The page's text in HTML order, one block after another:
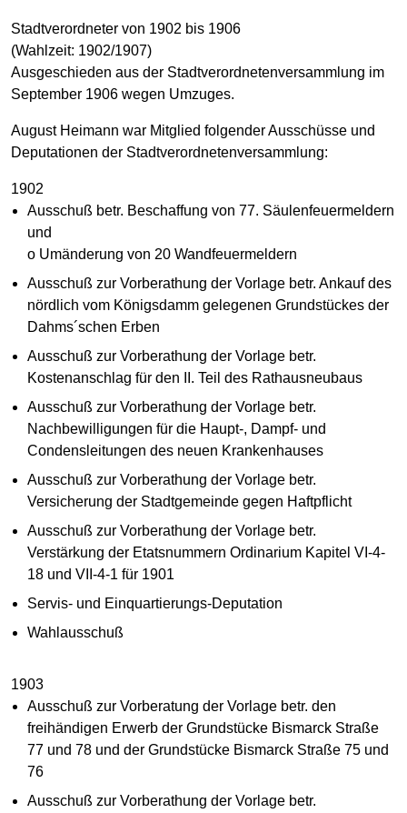
Stadtverordneter von 1902 bis 1906
(Wahlzeit: 1902/1907)
Ausgeschieden aus der Stadtverordnetenversammlung im
September 1906 wegen Umzuges.
August Heimann war Mitglied folgender Ausschüsse und
Deputationen der Stadtverordnetenversammlung:
1902
Ausschuß betr. Beschaffung von 77. Säulenfeuermeldern
und
o Umänderung von 20 Wandfeuermeldern
Ausschuß zur Vorberathung der Vorlage betr. Ankauf des
nördlich vom Königsdamm gelegenen Grundstückes der
Dahms´schen Erben
Ausschuß zur Vorberathung der Vorlage betr.
Kostenanschlag für den II. Teil des Rathausneubaus
Ausschuß zur Vorberathung der Vorlage betr.
Nachbewilligungen für die Haupt-, Dampf- und
Condensleitungen des neuen Krankenhauses
Ausschuß zur Vorberathung der Vorlage betr.
Versicherung der Stadtgemeinde gegen Haftpflicht
Ausschuß zur Vorberathung der Vorlage betr.
Verstärkung der Etatsnummern Ordinarium Kapitel VI-4-
18 und VII-4-1 für 1901
Servis- und Einquartierungs-Deputation
Wahlausschuß
1903
Ausschuß zur Vorberatung der Vorlage betr. den
freihändigen Erwerb der Grundstücke Bismarck Straße
77 und 78 und der Grundstücke Bismarck Straße 75 und
76
Ausschuß zur Vorberathung der Vorlage betr.